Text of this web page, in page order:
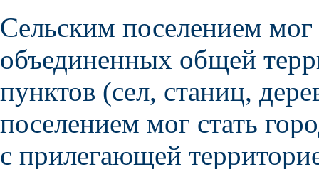
Сельским поселением мог
объединенных общей
пунктов (сел, станиц,
поселением мог стать
с прилегающей